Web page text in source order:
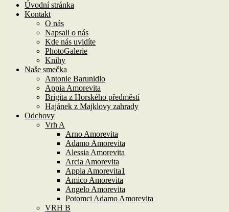
Úvodní stránka
Kontakt
O nás
Napsali o nás
Kde nás uvidíte
PhotoGalerie
Knihy
Naše smečka
Antonie Barunidlo
Appia Amorevita
Brigita z Horského předměstí
Hajánek z Majklovy zahrady
Odchovy
Vrh A
Arno Amorevita
Adamo Amorevita
Alessia Amorevita
Arcia Amorevita
Appia Amorevita1
Amico Amorevita
Angelo Amorevita
Potomci Adamo Amorevita
VRH B